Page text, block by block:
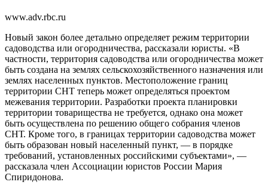
www.adv.rbc.ru
Новый закон более детально определяет режим территории
садоводства или огородничества, рассказали юристы. «В
частности, территория садоводства или огородничества может
быть создана на землях сельскохозяйственного назначения или
землях населенных пунктов. Местоположение границ
территории СНТ теперь может определяться проектом
межевания территории. Разработки проекта планировки
территории товарищества не требуется, однако она может
быть осуществлена по решению общего собрания членов
СНТ. Кроме того, в границах территории садоводства может
быть образован новый населенный пункт, — в порядке
требований, установленных российскими субъектами», —
рассказала член Ассоциации юристов России Мария
Спиридонова.